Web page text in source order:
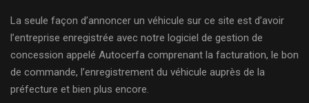
La seule façon d’annoncer un véhicule sur ce site est d’avoir
l’entreprise enregistrée avec notre logiciel de gestion de
concession appelé Autocerfa comprenant la facturation, le bon
de commande, l’enregistrement du véhicule auprès de la
préfecture et bien plus encore.